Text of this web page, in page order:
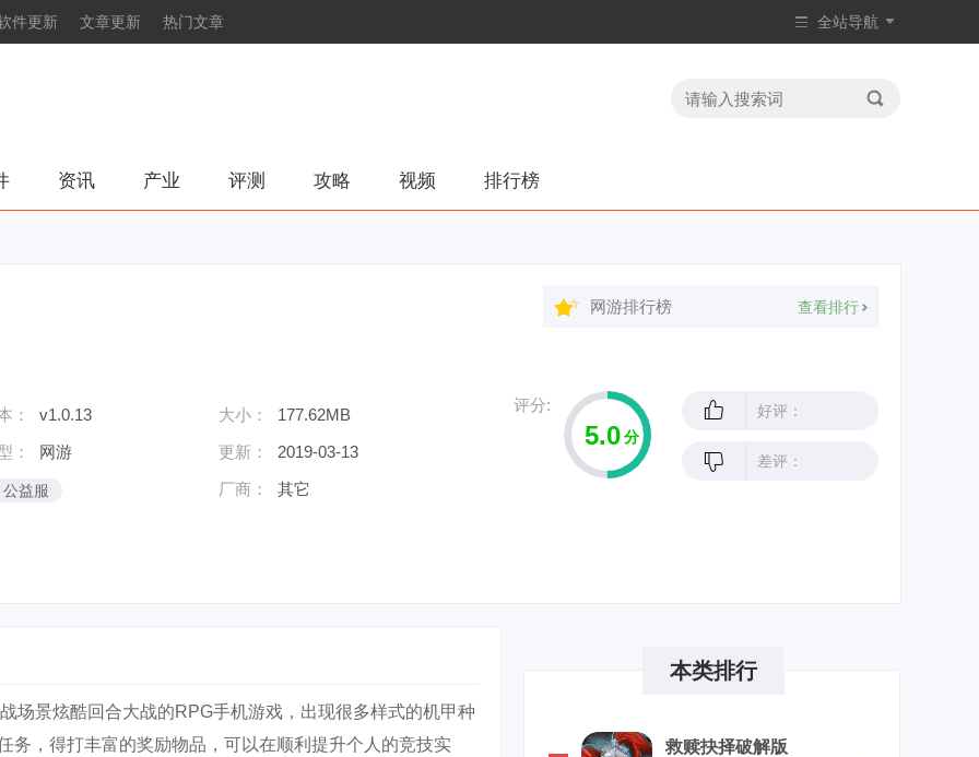
件更新 文章更新 热门文章 全站导航
资讯 产业 评测 攻略 视频 排行榜
： v1.0.13 大小：
177.62MB
：
网游 更新： 2019-03-13
公益服 厂商： 其它
网游排行榜 查看排行
评分:
5.0 分
好评：
差评：
场景炫酷回合大战的RPG手机游戏，出现很多样式的机甲种
务，得打丰富的奖励物品，可以在顺利提升个人的竞技实
本类排行
救赎抉择破解版